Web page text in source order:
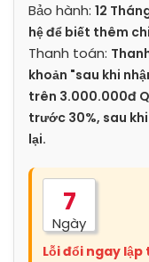
Bảo hành: 12
hệ để biết thêm
Thanh toán:
khoản "sau khi
trên 3.000.000đ
trước 30%, sau
lại.
7
Ngày
Lỗi đổi ngay lập